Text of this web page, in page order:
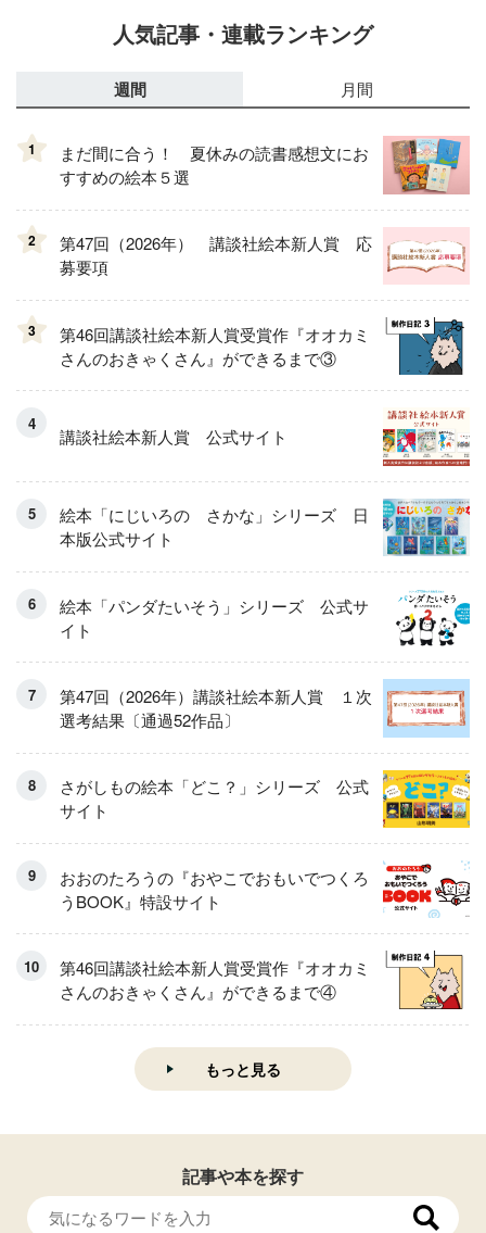
人気記事・連載ランキング
週間 月間
1
まだ間に合う！ 夏休みの読書感想文にお
すすめの絵本５選
2
第47回（2026年） 講談社絵本新人賞 応
募要項
3
第46回講談社絵本新人賞受賞作『オオカミ
さんのおきゃくさん』ができるまで③
講談社絵本新人賞 公式サイト
絵本「にじいろの さかな」シリーズ 日
本版公式サイト
絵本「パンダたいそう」シリーズ 公式サ
イト
第47回（2026年）講談社絵本新人賞 １次
選考結果〔通過52作品〕
さがしもの絵本「どこ？」シリーズ 公式
サイト
おおのたろうの『おやこでおもいでつくろ
うBOOK』特設サイト
第46回講談社絵本新人賞受賞作『オオカミ
さんのおきゃくさん』ができるまで④
もっと見る
記事や本を探す